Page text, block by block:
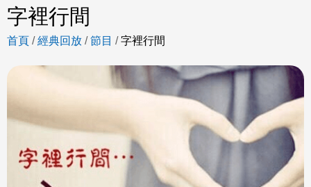
字裡行間
首頁 /經典回放 /節目 /字裡行間